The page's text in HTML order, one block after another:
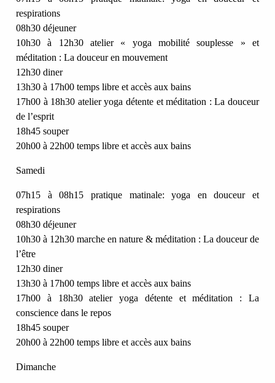
respirations
08h30 déjeuner
10h30 à 12h30 atelier « yoga mobilité souplesse » et
méditation : La douceur en mouvement
12h30 diner
13h30 à 17h00 temps libre et accès aux bains
17h00 à 18h30 atelier yoga détente et méditation : La douceur
de l’esprit
18h45 souper
20h00 à 22h00 temps libre et accès aux bains
Samedi
07h15 à 08h15 pratique matinale: yoga en douceur et
respirations
08h30 déjeuner
10h30 à 12h30 marche en nature & méditation : La douceur de
l’être
12h30 diner
13h30 à 17h00 temps libre et accès aux bains
17h00 à 18h30 atelier yoga détente et méditation : La
conscience dans le repos
18h45 souper
20h00 à 22h00 temps libre et accès aux bains
Dimanche